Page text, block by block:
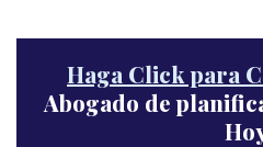
Haga Click para
Abogado de